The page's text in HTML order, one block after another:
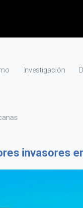
Investigación
invasores